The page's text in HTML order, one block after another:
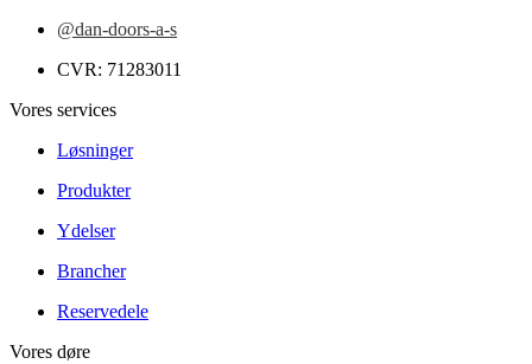
@dan-doors-a-s
CVR: 71283011
Vores services
Løsninger
Produkter
Ydelser
Brancher
Reservedele
Vores døre